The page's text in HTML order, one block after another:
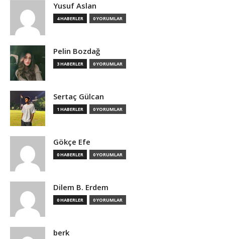
Yusuf Aslan
4 HABERLER 0 YORUMLAR
Pelin Bozdağ
3 HABERLER 0 YORUMLAR
Sertaç Gülcan
1 HABERLER 0 YORUMLAR
Gökçe Efe
0 HABERLER 0 YORUMLAR
Dilem B. Erdem
0 HABERLER 0 YORUMLAR
berk